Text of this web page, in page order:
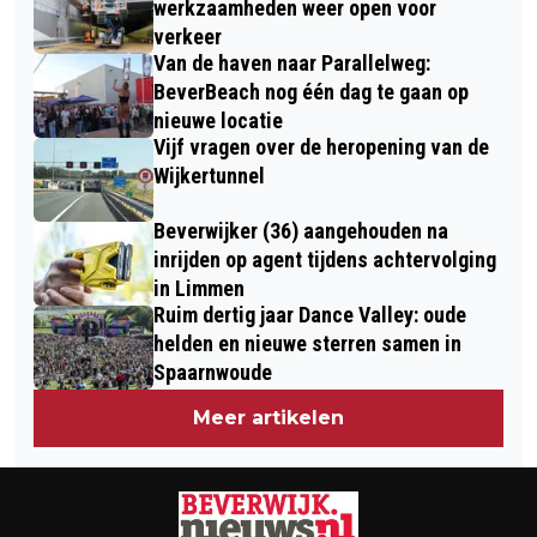
werkzaamheden weer open voor
verkeer
Van de haven naar Parallelweg:
BeverBeach nog één dag te gaan op
nieuwe locatie
Vijf vragen over de heropening van de
Wijkertunnel
Beverwijker (36) aangehouden na
inrijden op agent tijdens achtervolging
in Limmen
Ruim dertig jaar Dance Valley: oude
helden en nieuwe sterren samen in
Spaarnwoude
Meer artikelen